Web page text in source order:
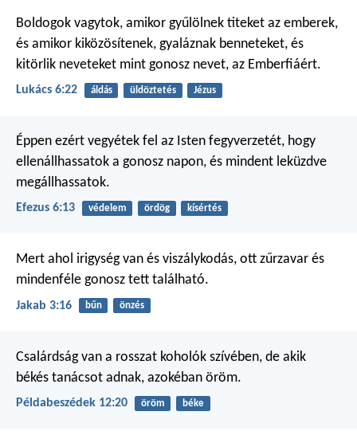
Boldogok vagytok, amikor gyűlölnek titeket az emberek,
és amikor kiközösítenek, gyaláznak benneteket, és
kitörlik neveteket mint gonosz nevet, az Emberfiáért.
Lukács 6:22 áldás üldöztetés Jézus
Éppen ezért vegyétek fel az Isten fegyverzetét, hogy
ellenállhassatok a gonosz napon, és mindent leküzdve
megállhassatok.
Efezus 6:13 védelem ördög kísértés
Mert ahol irigység van és viszálykodás, ott zűrzavar és
mindenféle gonosz tett található.
Jakab 3:16 bűn önzés
Csalárdság van a rosszat koholók szívében, de akik
békés tanácsot adnak, azokéban öröm.
Példabeszédek 12:20 öröm béke